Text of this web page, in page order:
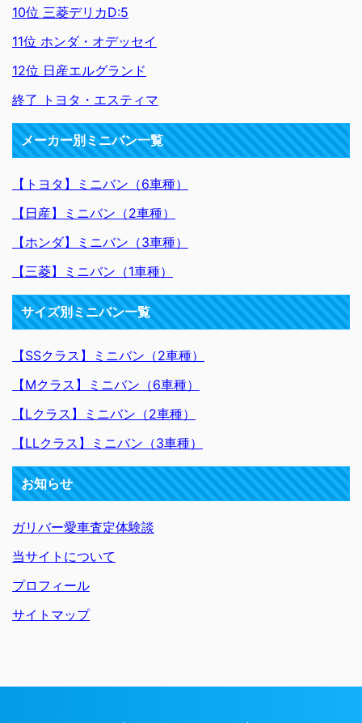
10位 三菱デリカD:5
11位 ホンダ・オデッセイ
12位 日産エルグランド
終了 トヨタ・エスティマ
メーカー別ミニバン一覧
【トヨタ】ミニバン（6車種）
【日産】ミニバン（2車種）
【ホンダ】ミニバン（3車種）
【三菱】ミニバン（1車種）
サイズ別ミニバン一覧
【SSクラス】ミニバン（2車種）
【Mクラス】ミニバン（6車種）
【Lクラス】ミニバン（2車種）
【LLクラス】ミニバン（3車種）
お知らせ
ガリバー愛車査定体験談
当サイトについて
プロフィール
サイトマップ